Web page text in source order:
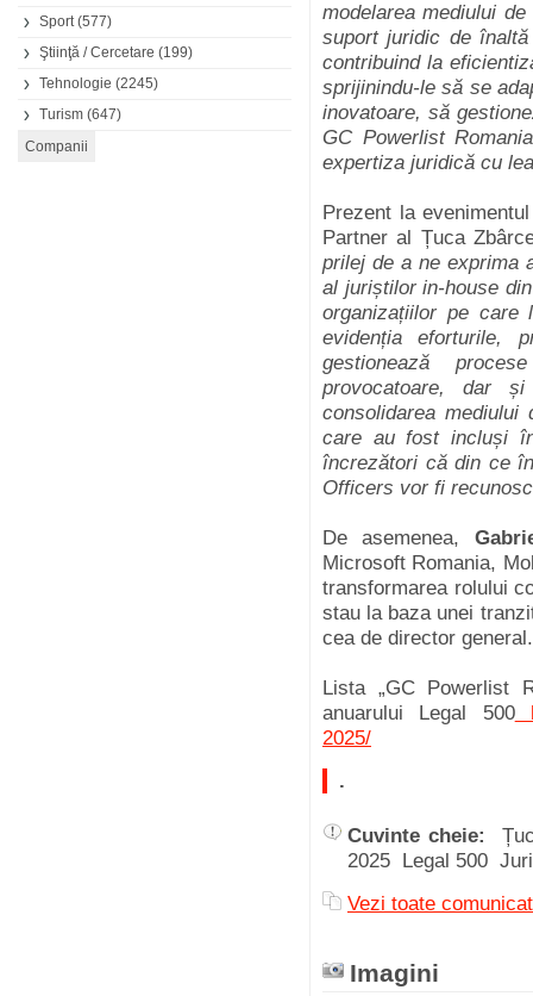
Sport(577)
Ştiinţă / Cercetare (199)
Tehnologie (2245)
Turism (647)
modelarea mediului
suport juridic de
contribuind la
sprijinindu-le să se
inovatoare, să
GC Powerlist
expertiza juridică cu
Prezent la
Partner al Țuca
prilej de a ne exprima
al juriștilor in-house
organizațiilor pe care
evidenția eforturile,
gestionează
provocatoare, dar
consolidarea
care au fost incluși
încrezători că din ce
Officers vor fi
De asemenea,
Microsoft Romania,
transformarea rolului
stau la baza unei
cea de director general.
Lista „GC Powerlist
anuarului Legal 500
2025/
.
Cuvinte cheie:
2025 Legal 500
Vezi toate
Imagini